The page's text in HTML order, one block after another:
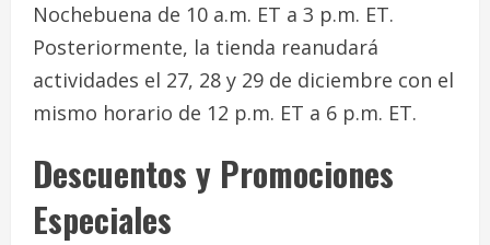
Nochebuena de 10 a.m. ET a 3 p.m. ET.
Posteriormente, la tienda reanudará
actividades el 27, 28 y 29 de diciembre con el
mismo horario de 12 p.m. ET a 6 p.m. ET.
Descuentos y Promociones
Especiales